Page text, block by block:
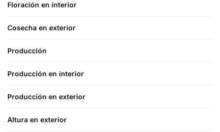
Floración en interior
Cosecha en exterior
Producción
Producción en interior
Producción en exterior
Altura en exterior